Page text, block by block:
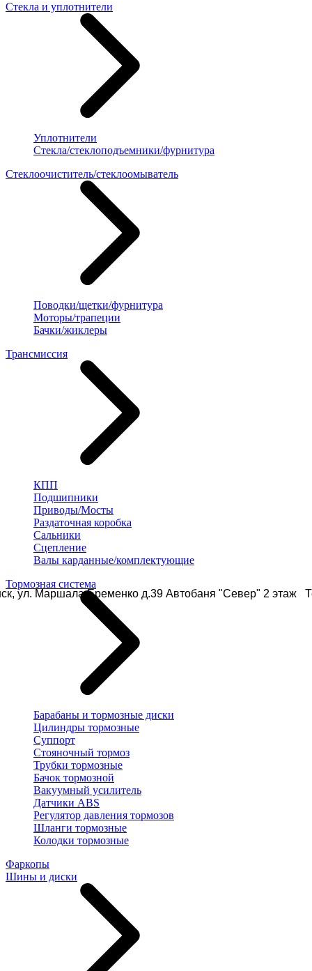
ул. Маршала Еременко д.39 Автобаня "Север" 2 этаж
Стекла и уплотнители
Уплотнители
Стекла/стеклоподъемники/фурнитура
Стеклоочиститель/стеклоомыватель
Поводки/щетки/фурнитура
Моторы/трапеции
Бачки/жиклеры
Трансмиссия
КПП
Подшипники
Приводы/Мосты
Раздаточная коробка
Сальники
Сцепление
Валы карданные/комплектующие
Тормозная система
Барабаны и тормозные диски
Цилиндры тормозные
Суппорт
Стояночный тормоз
Трубки тормозные
Бачок тормозной
Вакуумный усилитель
Датчики ABS
Регулятор давления тормозов
Шланги тормозные
Колодки тормозные
Фаркопы
Шины и диски